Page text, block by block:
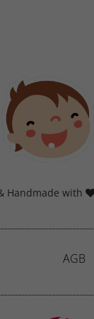
Handmade with
AGB